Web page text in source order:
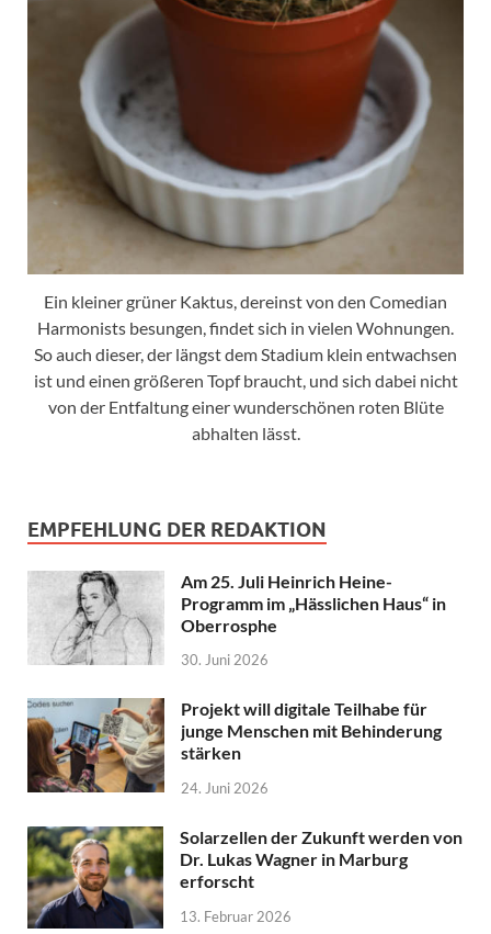
Ein kleiner grüner Kaktus, dereinst von den Comedian
Harmonists besungen, findet sich in vielen Wohnungen.
So auch dieser, der längst dem Stadium klein entwachsen
ist und einen größeren Topf braucht, und sich dabei nicht
von der Entfaltung einer wunderschönen roten Blüte
abhalten lässt.
EMPFEHLUNG DER REDAKTION
Am 25. Juli Heinrich Heine-
Programm im „Hässlichen Haus“ in
Oberrosphe
30. Juni 2026
Projekt will digitale Teilhabe für
junge Menschen mit Behinderung
stärken
24. Juni 2026
Solarzellen der Zukunft werden von
Dr. Lukas Wagner in Marburg
erforscht
13. Februar 2026